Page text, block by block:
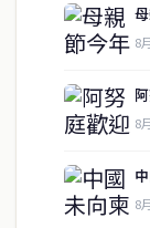
8
8
8